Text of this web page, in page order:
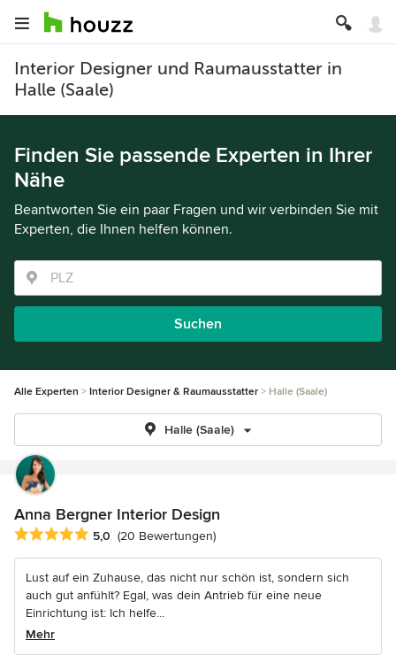
Interior Designer und Raumausstatter in
Halle (Saale)
Finden Sie passende Experten in Ihrer
Nähe
Beantworten Sie ein paar Fragen und wir verbinden Sie mit
Experten, die Ihnen helfen können.
Suchen
Alle Experten Interior Designer & Raumausstatter Halle (Saale)
Halle (Saale)
Anna Bergner Interior Design
Durchschnittliche Bewertung: 5 von 5 Sternen
5,0 (20 Bewertungen)
Lust auf ein Zuhause, das nicht nur schön ist, sondern sich
auch gut anfühlt? Egal, was dein Antrieb für eine neue
Einrichtung ist: Ich helfe...
Mehr